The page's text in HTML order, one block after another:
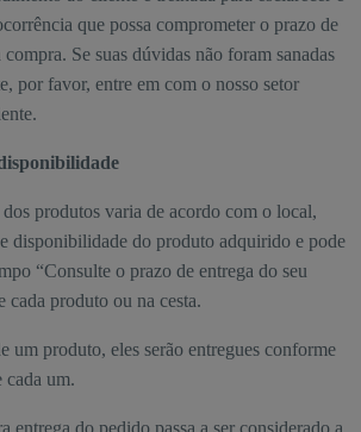
que possa comprometer o prazo de
Se suas dúvidas não foram sanadas
por favor, entre em com o nosso setor
produtos varia de acordo com o local,
disponibilidade do produto adquirido e pode
“Consulte o prazo de entrega do seu
cada produto ou na cesta.
um produto, eles serão entregues conforme
cada um.
entrega do pedido passa a ser considerado a